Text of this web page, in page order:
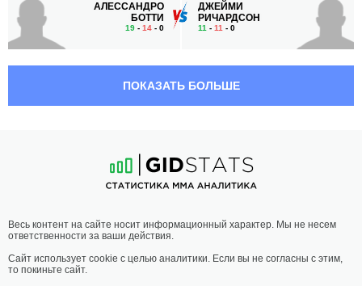
АЛЕССАНДРО
БОТТИ
19 - 14 - 0
ДЖЕЙМИ
РИЧАРДСОН
11 - 11 - 0
ДЕХ
15-12- 0 1 НЗ
18:40 МСК
ПОЛУЛЕГКИЙ ВЕС 65.8 КГ
ХАРДВИК
ПОКАЗАТЬ БОЛЬШЕ
Весь контент на сайте носит информационный характер. Мы не несем
ответственности за ваши действия.
Сайт использует cookie с целью аналитики. Если вы не согласны с этим,
то покиньте сайт.